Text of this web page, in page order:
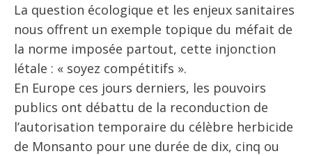
La question écologique et les enjeux sanitaires
nous offrent un exemple topique du méfait de
la norme imposée partout, cette injonction
létale : « soyez compétitifs ».
En Europe ces jours derniers, les pouvoirs
publics ont débattu de la reconduction de
l’autorisation temporaire du célèbre herbicide
de Monsanto pour une durée de dix, cinq ou